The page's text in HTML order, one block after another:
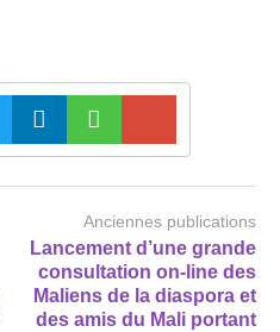
Anciennes publications
Lancement d’une grande
consultation on-line des
Maliens de la diaspora et
des amis du Mali portant